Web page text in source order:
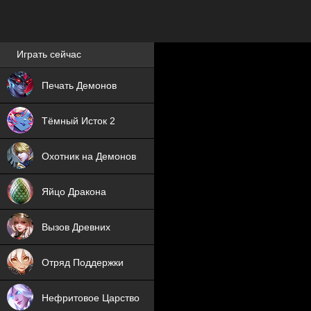
Лучшие игры онлайн
Играть сейчас
Печать Демонов
NEW
Тёмный Исток 2
NEW
Охотник на Демонов
ХИТ
Яйцо Дракона
NEW
Вызов Древних
ХИТ
Отряд Поддержки
ХИТ
Нефритовое Царство